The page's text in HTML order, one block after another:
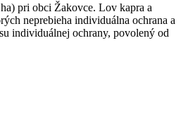
pri obci Žakovce. Lov kapra a
neprebieha individuálna ochrana a
individuálnej ochrany, povolený od